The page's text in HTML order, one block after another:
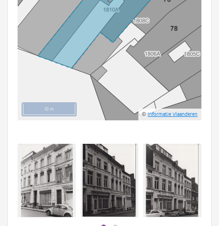
10 m
©Informatie Vlaanderen